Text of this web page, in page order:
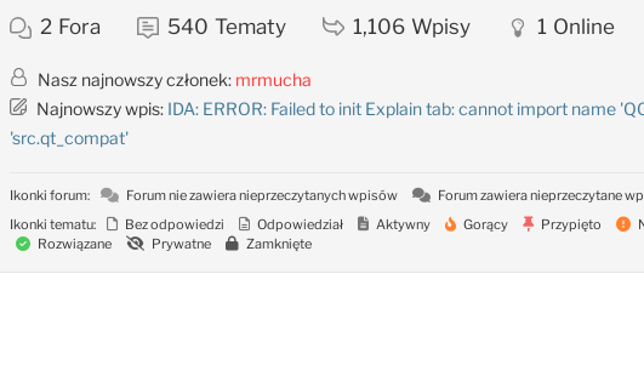
2 Fora 540 Tematy 1,106 Wpisy 1 Online
Nasz najnowszy członek: mrmucha
Najnowszy wpis: IDA: ERROR: Failed to init Explain tab: cannot import name
'src.qt_compat'
Ikonki forum: Forum nie zawiera nieprzeczytanych wpisów
Forum zawiera nieprzeczytane
Ikonki tematu:
Bez odpowiedzi Odpowiedział Aktywny Gorący Przypięto
Rozwiązane
Prywatne Zamknięte